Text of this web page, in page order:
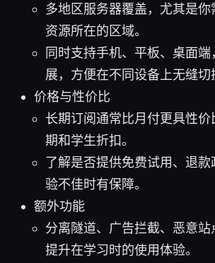
多地区服务器覆盖，尤其是
资源所在的区域。
同时支持手机、平板、桌面
展，方便在不同设备上无缝切
价格与性价比
长期订阅通常比月付更具性
期和学生折扣。
了解是否提供免费试用、退
验不佳时有保障。
额外功能
分离隧道、广告拦截、恶意
提升在学习时的使用体验。